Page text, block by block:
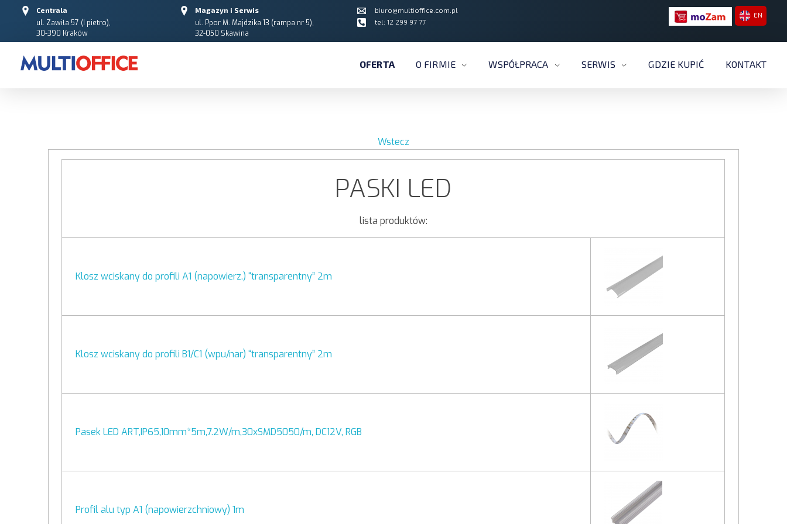
Centrala
ul. Zawiła 57 (I pietro),
30-390 Kraków
Magazyn i Serwis
ul. Ppor M. Majdzika 13 (rampa nr 5),
32-050 Skawina
biuro@multioffice.com.pl
tel: 12 299 97 77
EN
OFERTA O FIRMIE WSPÓŁPRACA SERWIS GDZIE KUPIĆ KONTAKT
Wstecz
PASKI LED
lista produktów:
Klosz wciskany do profili A1 (napowierz.) “transparentny” 2m
Klosz wciskany do profili B1/C1 (wpu/nar) “transparentny” 2m
Pasek LED ART,IP65,10mm*5m,7.2W/m,30xSMD5050/m, DC12V, RGB
Profil alu typ A1 (napowierzchniowy) 1m